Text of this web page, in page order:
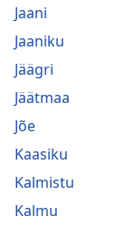
Jaani
Jaaniku
Jäägri
Jäätmaa
Jõe
Kaasiku
Kalmistu
Kalmu